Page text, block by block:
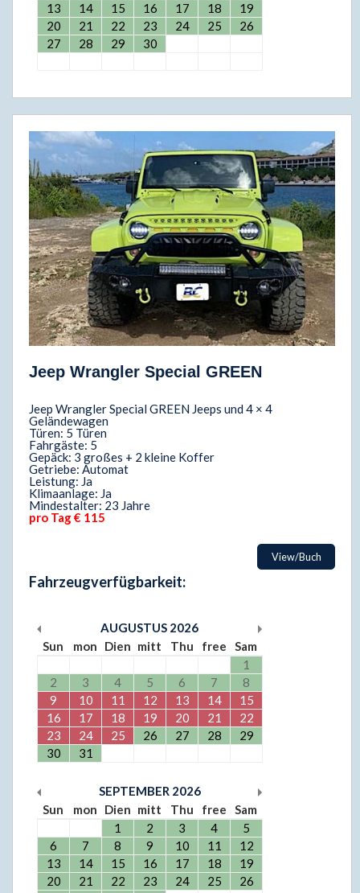
13
14 15 16 17 18
19
20
21 22 23 24 25
26
27
28 29 30
Jeep Wrangler Special GREEN
Jeep Wrangler Special GREEN Jeeps und 4 × 4
Geländewagen
Türen: 5 Türen
Fahrgäste: 5
Gepäck: 3 großes + 2 kleine Koffer
Getriebe: Automat
Leistung: Ja
Klimaanlage: Ja
Mindestalter: 23 Jahre
pro Tag € 115
View/Buch
Fahrzeugverfügbarkeit:
AUGUSTUS 2026
Sun
mon Dien mitt Thu free
Sam
1
2
3 4 5 6 7
8
9
10 11 12 13 14
15
16
17 18 19 20 21
22
23
24 25 26 27 28
29
30
31
SEPTEMBER 2026
Sun
mon Dien mitt Thu free
Sam
1
2 3 4
5
6
7 8 9 10 11
12
13
14 15 16 17 18
19
20
21 22 23 24 25
26